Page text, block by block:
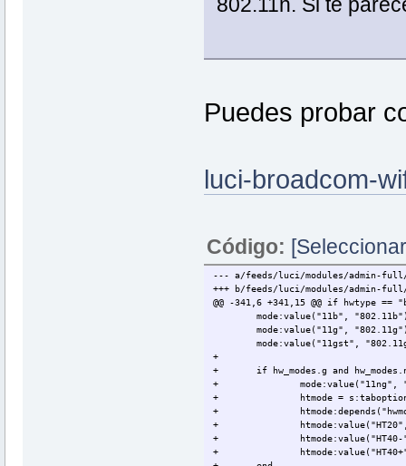
Puedes probar
luci-broadcom-
Código:
--- a/feeds/luci/modules/admin-
+++ b/feeds/luci/modules/admin-
@@ -341,6 +341,15 @@ if hwtype ==
mode:value("11b",
mode:value("11g",
mode:value("11gst",
+
+
if hw_modes.g and
+
mode:value("11ng",
+
htmode =
+
+
+
+